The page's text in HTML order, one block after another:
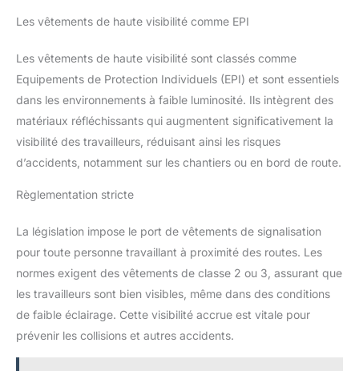
Les vêtements de haute visibilité comme EPI
Les vêtements de haute visibilité sont classés comme
Equipements de Protection Individuels (EPI) et sont essentiels
dans les environnements à faible luminosité. Ils intègrent des
matériaux réfléchissants qui augmentent significativement la
visibilité des travailleurs, réduisant ainsi les risques
d’accidents, notamment sur les chantiers ou en bord de route.
Règlementation stricte
La législation impose le port de vêtements de signalisation
pour toute personne travaillant à proximité des routes. Les
normes exigent des vêtements de classe 2 ou 3, assurant que
les travailleurs sont bien visibles, même dans des conditions
de faible éclairage. Cette visibilité accrue est vitale pour
prévenir les collisions et autres accidents.